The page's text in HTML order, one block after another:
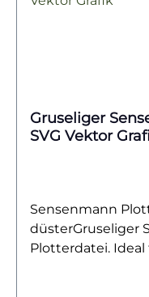
Gruseliger
SVG Vektor
Sensenmann
düsterGruseliger
Plotterdatei. Ideal